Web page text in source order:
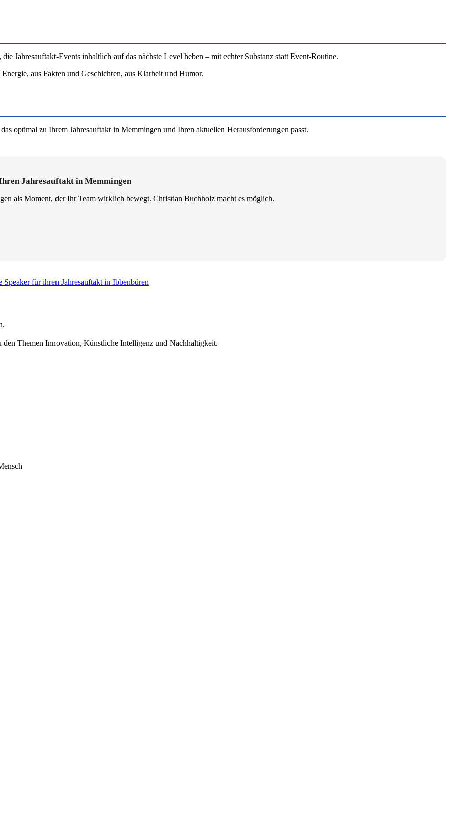
Jahresauftakt-Events inhaltlich auf das nächste Level heben – mit echter Substanz statt Event-Routine.
aus Fakten und Geschichten, aus Klarheit und Humor.
optimal zu Ihrem Jahresauftakt in Memmingen und Ihren aktuellen Herausforderungen passt.
Jahresauftakt in Memmingen
als Moment, der Ihr Team wirklich bewegt. Christian Buchholz macht es möglich.
Speaker für ihren Jahresauftakt in Ibbenbüren
Themen Innovation, Künstliche Intelligenz und Nachhaltigkeit.